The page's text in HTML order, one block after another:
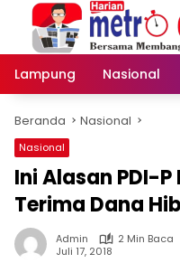
Langsung
konten
Lampung
Nasional
Beranda Nasional
Nasional
Ini Alasan PDI-
Terima Dana
Admin
2 Min Baca
Juli 17, 2018